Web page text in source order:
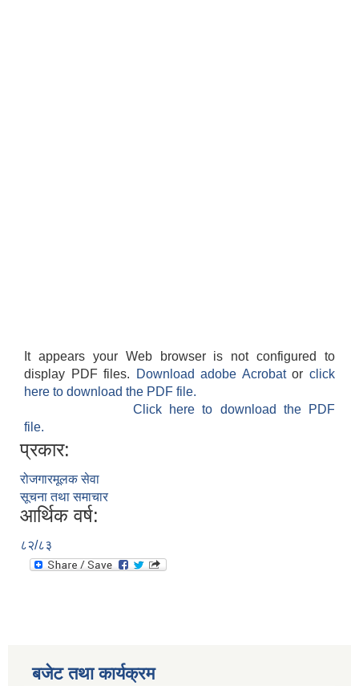
It appears your Web browser is not configured to
display PDF files.
Download adobe Acrobatorclick
here to download the PDF file.
Click here to download the PDF
file.
प्रकार:
रोजगारमूलक सेवा
सूचना तथा समाचार
आर्थिक वर्ष:
८२/८३
बजेट तथा कार्यक्रम